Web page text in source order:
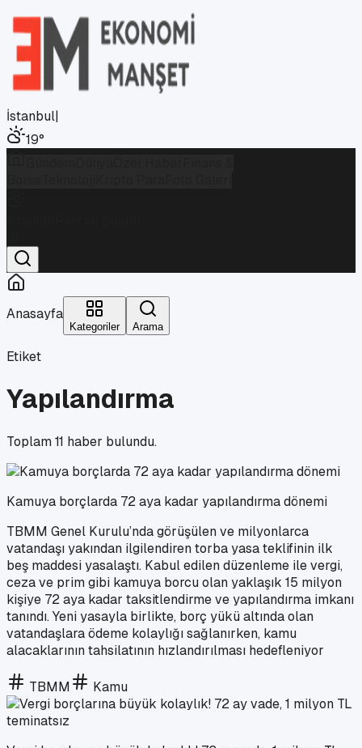
İstanbul|
19°
Anasayfa
Kategoriler Arama
Etiket
Yapılandırma
Toplam11 haber bulundu.
Kamuya borçlarda 72 aya kadar yapılandırma dönemi
TBMM Genel Kurulu’nda görüşülen ve milyonlarca
vatandaşı yakından ilgilendiren torba yasa teklifinin ilk
beş maddesi yasalaştı. Kabul edilen düzenleme ile vergi,
ceza ve prim gibi kamuya borcu olan yaklaşık 15 milyon
kişiye 72 aya kadar taksitlendirme ve yapılandırma imkanı
tanındı. Yeni yasayla birlikte, borç yükü altında olan
vatandaşlara ödeme kolaylığı sağlanırken, kamu
alacaklarının tahsilatının hızlandırılması hedefleniyor
TBMM Kamu